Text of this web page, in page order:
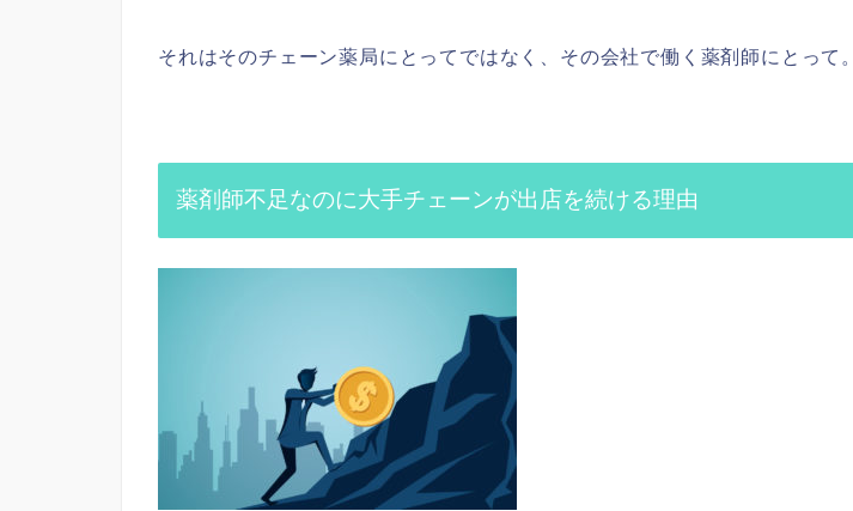
それはそのチェーン薬局にとってではなく、その会社で働く薬剤師にとって。
薬剤師不足なのに大手チェーンが出店を続ける理由